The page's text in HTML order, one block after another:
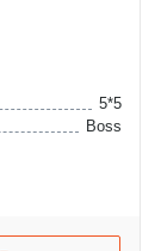
5*5
Boss